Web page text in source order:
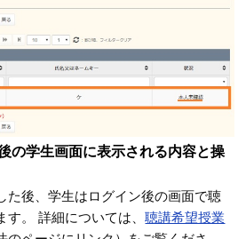
の学生画面に表示される内容と操
た後、学生はログイン後の画面で聴
す。 詳細については、聴講希望授業